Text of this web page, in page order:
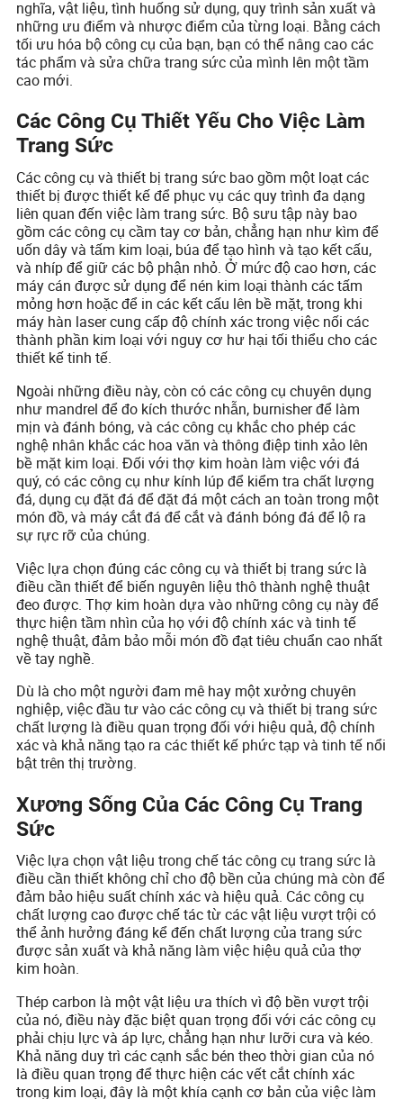
nghĩa, vật liệu, tình huống sử dụng, quy trình sản xuất và
những ưu điểm và nhược điểm của từng loại. Bằng cách
tối ưu hóa bộ công cụ của bạn, bạn có thể nâng cao các
tác phẩm và sửa chữa trang sức của mình lên một tầm
cao mới.
Các Công Cụ Thiết Yếu Cho Việc Làm
Trang Sức
Các công cụ và thiết bị trang sức bao gồm một loạt các
thiết bị được thiết kế để phục vụ các quy trình đa dạng
liên quan đến việc làm trang sức. Bộ sưu tập này bao
gồm các công cụ cầm tay cơ bản, chẳng hạn như kìm để
uốn dây và tấm kim loại, búa để tạo hình và tạo kết cấu,
và nhíp để giữ các bộ phận nhỏ. Ở mức độ cao hơn, các
máy cán được sử dụng để nén kim loại thành các tấm
mỏng hơn hoặc để in các kết cấu lên bề mặt, trong khi
máy hàn laser cung cấp độ chính xác trong việc nối các
thành phần kim loại với nguy cơ hư hại tối thiểu cho các
thiết kế tinh tế.
Ngoài những điều này, còn có các công cụ chuyên dụng
như mandrel để đo kích thước nhẫn, burnisher để làm
mịn và đánh bóng, và các công cụ khắc cho phép các
nghệ nhân khắc các hoa văn và thông điệp tinh xảo lên
bề mặt kim loại. Đối với thợ kim hoàn làm việc với đá
quý, có các công cụ như kính lúp để kiểm tra chất lượng
đá, dụng cụ đặt đá để đặt đá một cách an toàn trong một
món đồ, và máy cắt đá để cắt và đánh bóng đá để lộ ra
sự rực rỡ của chúng.
Việc lựa chọn đúng các công cụ và thiết bị trang sức là
điều cần thiết để biến nguyên liệu thô thành nghệ thuật
đeo được. Thợ kim hoàn dựa vào những công cụ này để
thực hiện tầm nhìn của họ với độ chính xác và tinh tế
nghệ thuật, đảm bảo mỗi món đồ đạt tiêu chuẩn cao nhất
về tay nghề.
Dù là cho một người đam mê hay một xưởng chuyên
nghiệp, việc đầu tư vào các công cụ và thiết bị trang sức
chất lượng là điều quan trọng đối với hiệu quả, độ chính
xác và khả năng tạo ra các thiết kế phức tạp và tinh tế nổi
bật trên thị trường.
Xương Sống Của Các Công Cụ Trang
Sức
Việc lựa chọn vật liệu trong chế tác công cụ trang sức là
điều cần thiết không chỉ cho độ bền của chúng mà còn để
đảm bảo hiệu suất chính xác và hiệu quả. Các công cụ
chất lượng cao được chế tác từ các vật liệu vượt trội có
thể ảnh hưởng đáng kể đến chất lượng của trang sức
được sản xuất và khả năng làm việc hiệu quả của thợ
kim hoàn.
Thép carbon là một vật liệu ưa thích vì độ bền vượt trội
của nó, điều này đặc biệt quan trọng đối với các công cụ
phải chịu lực và áp lực, chẳng hạn như lưỡi cưa và kéo.
Khả năng duy trì các cạnh sắc bén theo thời gian của nó
là điều quan trọng để thực hiện các vết cắt chính xác
trong kim loại, đây là một khía cạnh cơ bản của việc làm